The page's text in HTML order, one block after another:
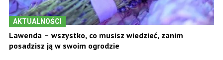
AKTUALNOŚCI
Lawenda – wszystko, co musisz wiedzieć, zanim
posadzisz ją w swoim ogrodzie